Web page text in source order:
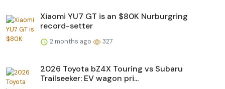
Xiaomi YU7 GT is an $80K Nurburgring
record-setter
2 months ago 327
2026 Toyota bZ4X Touring vs Subaru
Trailseeker: EV wagon pri...